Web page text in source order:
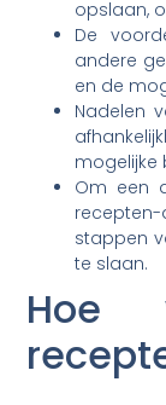
opslaan,
De
andere
en de
Nadelen
mogelijke
Om een
stappen
te slaan.
Hoe